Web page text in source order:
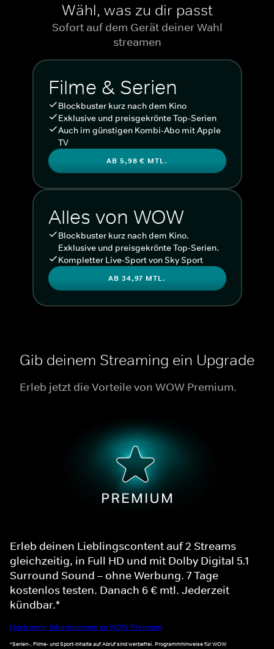
Wähl, was zu dir passt
Sofort auf dem Gerät deiner Wahl
streamen
Filme & Serien
Blockbuster kurz nach dem Kino
Exklusive und preisgekrönte Top-Serien
Auch im günstigen Kombi-Abo mit Apple
TV
AB 5,98 € MTL.
Alles von WOW
Blockbuster kurz nach dem Kino.
Exklusive und preisgekrönte Top-Serien.
Kompletter Live-Sport von Sky Sport
AB 34,97 MTL.
Gib deinem Streaming ein Upgrade
Erleb jetzt die Vorteile von WOW Premium.
Erleb deinen Lieblingscontent auf 2 Streams
gleichzeitig, in Full HD und mit Dolby Digital 5.1
Surround Sound – ohne Werbung. 7 Tage
kostenlos testen. Danach 6 € mtl. Jederzeit
kündbar.*
Noch mehr Informationen zu WOW Premium
*Serien-, Filme- und Sport-Inhalte auf Abruf sind werbefrei. Programmhinweise für WOW